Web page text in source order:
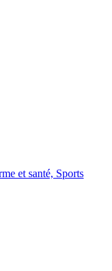
et santé, Sports